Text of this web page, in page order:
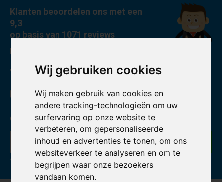
Wij gebruiken cookies
Wij maken gebruik van cookies en
andere tracking-technologieën om uw
surfervaring op onze website te
verbeteren, om gepersonaliseerde
inhoud en advertenties te tonen, om ons
websiteverkeer te analyseren en om te
begrijpen waar onze bezoekers
vandaan komen.
Klanten beoordelen ons met een
9,3
op basis van 1071 reviews
Volg ons
Ontvang de nieuwste aanbiedingen en promoties
Abonneer
* Lees hier de wettelijke beperkingen